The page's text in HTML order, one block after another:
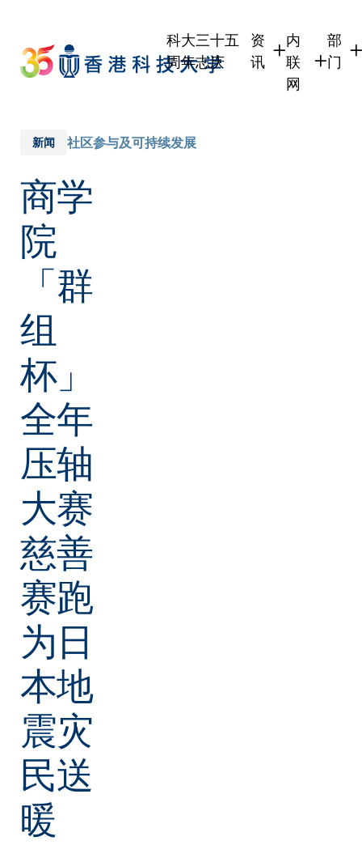
main
content
科大三十五
周年志庆
资
讯
内
联
网
部
门
新闻 社区参与及可持续发展
商学
院
「群
组
杯」
全年
压轴
大赛
慈善
赛跑
为日
本地
震灾
民送
暖